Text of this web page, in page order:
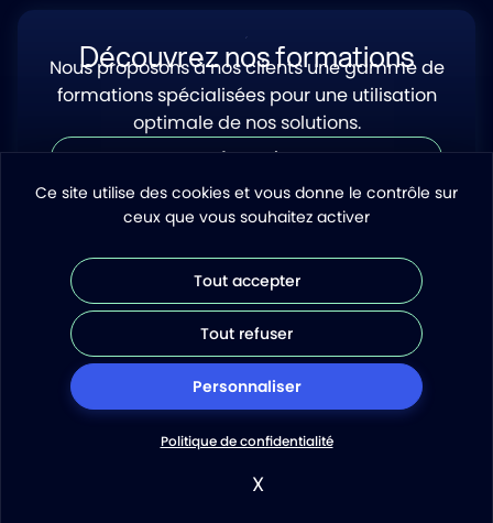
Ce site utilise des cookies et vous donne le contrôle sur
ceux que vous souhaitez activer
Tout accepter
Tout refuser
Personnaliser
Politique de confidentialité
XMasquer le bandeau
Découvrez nos formations
Nous proposons à nos clients une gamme de
formations spécialisées pour une utilisation
optimale de nos solutions.
Nos formations
Piloter avec clarté.
Décider avec impact.
Demander une démo
Remonter en haut de page